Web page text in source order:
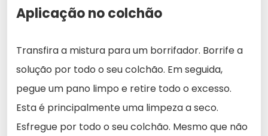
Aplicação no colchão
Transfira a mistura para um borrifador. Borrife a
solução por todo o seu colchão. Em seguida,
pegue um pano limpo e retire todo o excesso.
Esta é principalmente uma limpeza a seco.
Esfregue por todo o seu colchão. Mesmo que não